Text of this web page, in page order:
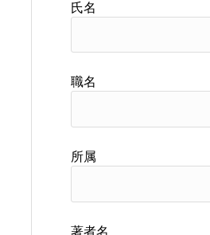
氏名
職名
所属
著者名